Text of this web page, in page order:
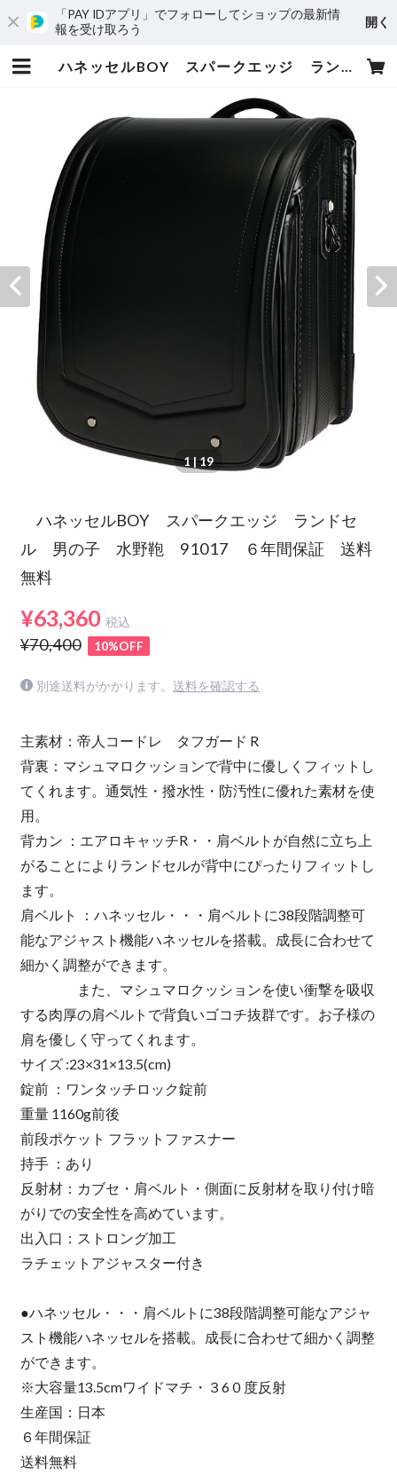
「PAY IDアプリ」でフォローしてショップの最新情
報を受け取ろう
開く
ハネッセルBOY スパークエッジ ランドセル 男の子 水野鞄 91017 ６年間保証 送料無料 | 小松屋
1| 19
ハネッセルBOY スパークエッジ ランドセ
ル 男の子 水野鞄 91017 ６年間保証 送料
無料
¥63,360 税込
¥70,400 10%OFF
別途送料がかかります。 送料を確認する
主素材：帝人コードレ タフガード R
背裏：マシュマロクッションで背中に優しくフィットし
てくれます。通気性・撥水性・防汚性に優れた素材を使
用。
背カン ：エアロキャッチR・・肩ベルトが自然に立ち上
がることによりランドセルが背中にぴったりフィットし
ます。
肩ベルト ：ハネッセル・・・肩ベルトに38段階調整可
能なアジャスト機能ハネッセルを搭載。成長に合わせて
細かく調整ができます。
また、マシュマロクッションを使い衝撃を吸収
する肉厚の肩ベルトで背負いゴコチ抜群です。お子様の
肩を優しく守ってくれます。
サイズ :23×31×13.5(cm)
錠前 ：ワンタッチロック錠前
重量 1160g前後
前段ポケット フラットファスナー
持手 ：あり
反射材：カブセ・肩ベルト・側面に反射材を取り付け暗
がりでの安全性を高めています。
出入口：ストロング加工
ラチェットアジャスター付き
●ハネッセル・・・肩ベルトに38段階調整可能なアジャ
スト機能ハネッセルを搭載。成長に合わせて細かく調整
ができます。
※大容量13.5cmワイドマチ・３6０度反射
生産国：日本
６年間保証
送料無料